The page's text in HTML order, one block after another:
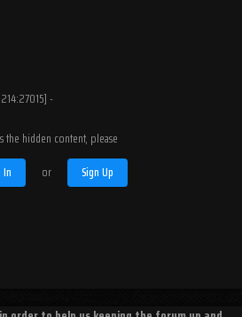
-
the hidden content, please
In
or Sign Up